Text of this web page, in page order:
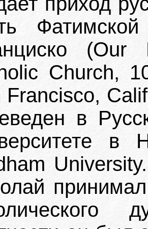
(Our
Church,
Francisco,
в
в